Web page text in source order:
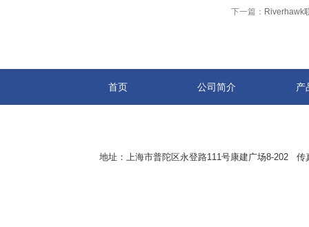
下一篇： Riverhawk
首页 公司简介 产
地址：上海市普陀区永登路111号康建广场8-202